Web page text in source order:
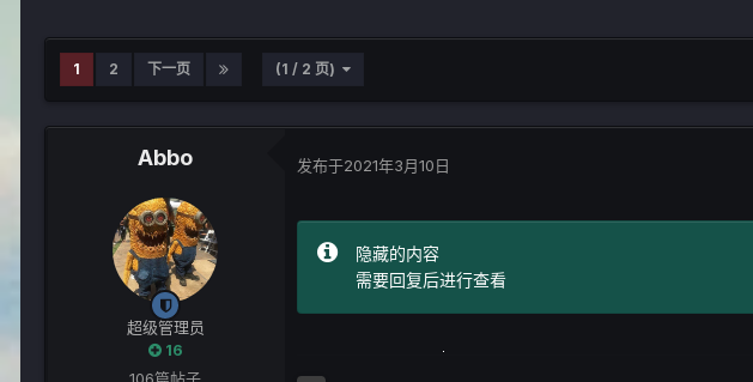
1 2 下一页 (1 / 2 页)
Abbo
超级管理员
16
发布于2021年3月10日
隐藏的内容
需要回复后进行查看